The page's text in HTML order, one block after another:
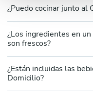
¿Puedo cocinar junto al
¿Los ingredientes en
son frescos?
¿Están incluidas las
Domicilio?